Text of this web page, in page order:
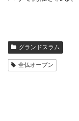
グランドスラム
全仏オープン